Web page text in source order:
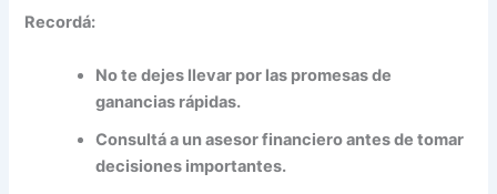
Recordá:
No te dejes llevar por las promesas de
ganancias rápidas.
Consultá a un asesor financiero antes de tomar
decisiones importantes.